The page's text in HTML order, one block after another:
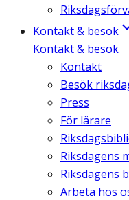
Kontakt & besök
Kontakt & besök
Kontakt
Besök
Press
För lärare
Riksdagens
Riksdagens
Arbeta hos